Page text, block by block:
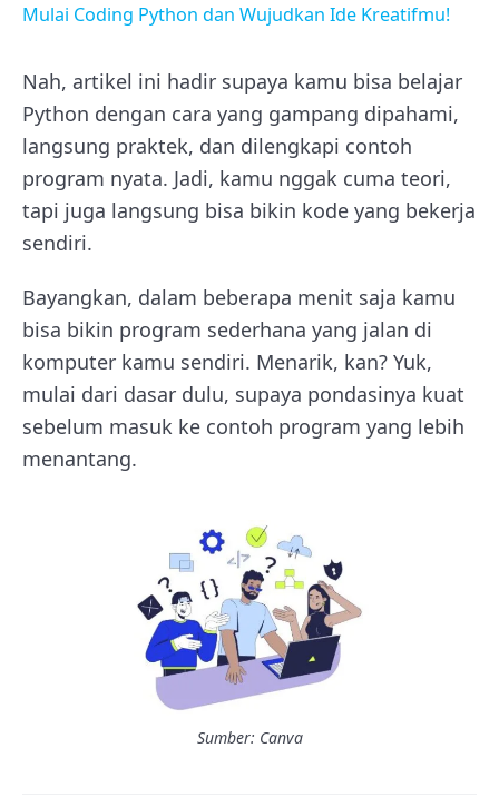
Mulai Coding Python dan Wujudkan Ide Kreatifmu!
Nah, artikel ini hadir supaya kamu bisa belajar
Python dengan cara yang gampang dipahami,
langsung praktek, dan dilengkapi contoh
program nyata. Jadi, kamu nggak cuma teori,
tapi juga langsung bisa bikin kode yang bekerja
sendiri.
Bayangkan, dalam beberapa menit saja kamu
bisa bikin program sederhana yang jalan di
komputer kamu sendiri. Menarik, kan? Yuk,
mulai dari dasar dulu, supaya pondasinya kuat
sebelum masuk ke contoh program yang lebih
menantang.
Sumber: Canva